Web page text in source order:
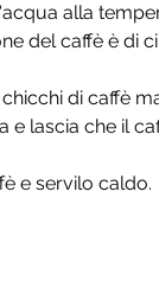
alla
del caffè è di
di caffè
e lascia che il
e servilo caldo.